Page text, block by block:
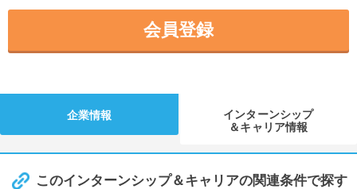
会員登録
企業情報
インターンシップ
＆キャリア情報
このインターンシップ＆キャリアの関連条件で探す